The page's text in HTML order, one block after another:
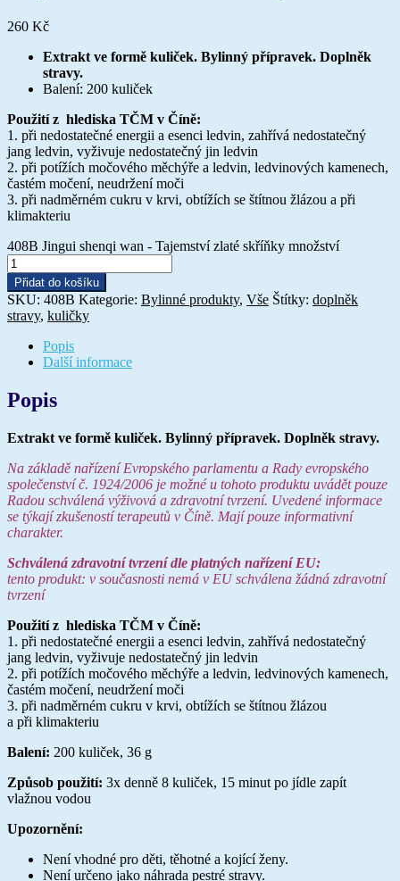
260 Kč
Extrakt ve formě kuliček. Bylinný přípravek. Doplněk
stravy.
Balení: 200 kuliček
Použití z hlediska TČM v Číně:
1. při nedostatečné energii a esenci ledvin, zahřívá nedostatečný
jang ledvin, vyživuje nedostatečný jin ledvin
2. při potížích močového měchýře a ledvin, ledvinových kamenech,
častém močení, neudržení moči
3. při nadměrném cukru v krvi, obtížích se štítnou žlázou a při
klimakteriu
408B Jingui shenqi wan - Tajemství zlaté skříňky množství
Přidat do košíku
SKU: 408B Kategorie: Bylinné produkty, Vše Štítky: doplněk
stravy, kuličky
Popis
Další informace
Popis
Extrakt ve formě kuliček. Bylinný přípravek. Doplněk stravy.
Na základě nařízení Evropského parlamentu a Rady evropského
společenství č. 1924/2006 je možné u tohoto produktu uvádět pouze
Radou schválená výživová a zdravotní tvrzení. Uvedené informace
se týkají zkušeností terapeutů v Číně. Mají pouze informativní
charakter.
Schválená zdravotní tvrzení dle platných nařízení EU:
tento produkt: v současnosti nemá v EU schválena žádná zdravotní
tvrzení
Použití z hlediska TČM v Číně:
1. při nedostatečné energii a esenci ledvin, zahřívá nedostatečný
jang ledvin, vyživuje nedostatečný jin ledvin
2. při potížích močového měchýře a ledvin, ledvinových kamenech,
častém močení, neudržení moči
3. při nadměrném cukru v krvi, obtížích se štítnou žlázou
a při klimakteriu
Balení: 200 kuliček, 36 g
Způsob použití: 3x denně 8 kuliček, 15 minut po jídle zapít
vlažnou vodou
Upozornění:
Není vhodné pro děti, těhotné a kojící ženy.
Není určeno jako náhrada pestré stravy.